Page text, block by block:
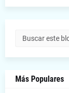
Más Populares